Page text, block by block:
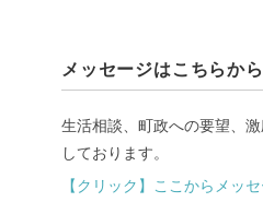
メッセージはこちらから
生活相談、町政への要望、
しております。
【クリック】ここからメッ